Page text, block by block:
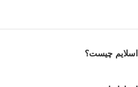
اسلایم چیست؟